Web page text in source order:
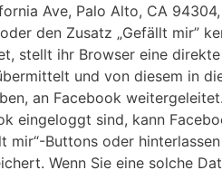
Ave, Palo Alto, CA
den Zusatz „Gefällt mir”
stellt ihr Browser eine
und von diesem in
an Facebook
eingeloggt sind, kann
mir“-Buttons oder
Wenn Sie eine solche